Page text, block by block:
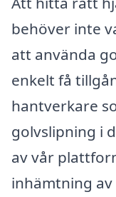
behöver inte
att använda
enkelt få
hantverkare
golvslipning i
av vår
inhämtning